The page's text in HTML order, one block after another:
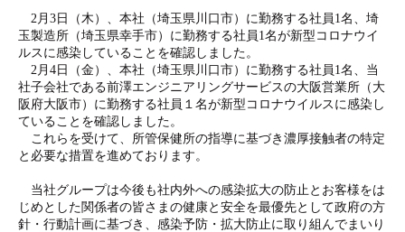
2月3日（木）、本社（埼玉県川口市）に勤務する社員1名、埼
玉製造所（埼玉県幸手市）に勤務する社員1名が新型コロナウイ
ルスに感染していることを確認しました。
2月4日（金）、本社（埼玉県川口市）に勤務する社員1名、当
社子会社である前澤エンジニアリングサービスの大阪営業所（大
阪府大阪市）に勤務する社員１名が新型コロナウイルスに感染し
ていることを確認しました。
これらを受けて、所管保健所の指導に基づき濃厚接触者の特定
と必要な措置を進めております。
当社グループは今後も社内外への感染拡大の防止とお客様をは
じめとした関係者の皆さまの健康と安全を最優先として政府の方
針・行動計画に基づき、感染予防・拡大防止に取り組んでまいり